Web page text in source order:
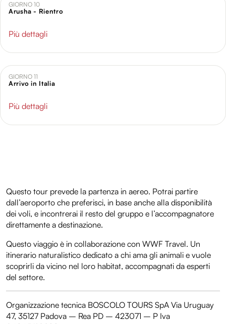
GIORNO 10
Arusha - Rientro
Più dettagli
GIORNO 11
Arrivo in Italia
Più dettagli
Questo tour prevede la partenza in aereo. Potrai partire
dall’aeroporto che preferisci, in base anche alla disponibilità
dei voli, e incontrerai il resto del gruppo e l’accompagnatore
direttamente a destinazione.
Questo viaggio è in collaborazione con WWF Travel. Un
itinerario naturalistico dedicato a chi ama gli animali e vuole
scoprirli da vicino nel loro habitat, accompagnati da esperti
del settore.
Organizzazione tecnica BOSCOLO TOURS SpA Via Uruguay
47, 35127 Padova – Rea PD – 423071 – P Iva